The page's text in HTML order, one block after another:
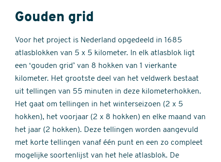
Gouden grid
Voor het project is Nederland opgedeeld in 1685
atlasblokken van 5 x 5 kilometer. In elk atlasblok ligt
een ‘gouden grid’ van 8 hokken van 1 vierkante
kilometer. Het grootste deel van het veldwerk bestaat
uit tellingen van 55 minuten in deze kilometerhokken.
Het gaat om tellingen in het winterseizoen (2 x 5
hokken), het voorjaar (2 x 8 hokken) en elke maand van
het jaar (2 hokken). Deze tellingen worden aangevuld
met korte tellingen vanaf één punt en een zo compleet
mogelijke soortenlijst van het hele atlasblok. De